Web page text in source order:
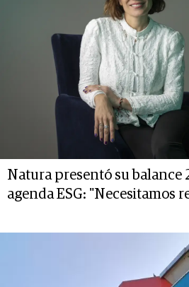
Natura presentó su balance
agenda ESG: "Necesitamos